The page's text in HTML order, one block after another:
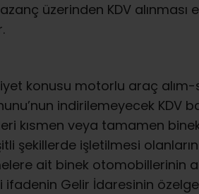
üzerinden KDV alınması
konusu motorlu araç alım-
indirilemeyecek KDV
kısmen veya tamamen
şekillerde işletilmesi
ait binek otomobillerinin
ifadenin Gelir İdaresinin